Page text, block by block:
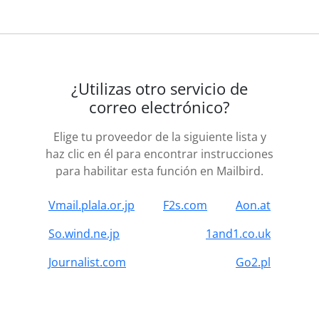
¿Utilizas otro servicio de
correo electrónico?
Elige tu proveedor de la siguiente lista y
haz clic en él para encontrar instrucciones
para habilitar esta función en Mailbird.
Vmail.plala.or.jp F2s.com
Aon.at
So.wind.ne.jp
1and1.co.uk
Journalist.com
Go2.pl